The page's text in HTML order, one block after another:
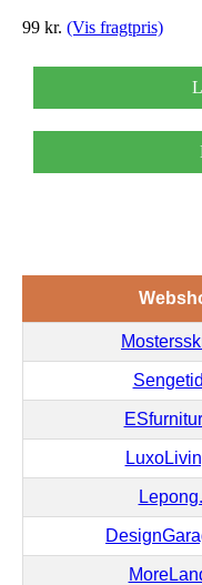
99 kr. (Vis fragtpris)